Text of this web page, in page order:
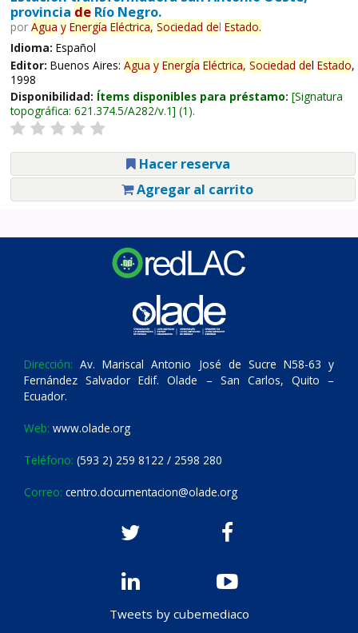
provincia deRío Negro.
por Agua y Energía Eléctrica, Sociedad del Estado.
Idioma: Español
Editor: Buenos Aires: Agua y Energía Eléctrica, Sociedad del Estado,
1998
Disponibilidad: Ítems disponibles para préstamo: Signatura
topográfica: 621.374.5/A282/v.1 (1).
Hacer reserva
Agregar al carrito
Dirección: Av. Mariscal Antonio José de Sucre N58-63 y
Fernández Salvador Edif. Olade – San Carlos, Quito –
Ecuador.
Web: www.olade.org
Teléfono: (593 2) 259 8122 / 2598 280
Correo: centro.documentacion@olade.org
Tweets by cubemediaco